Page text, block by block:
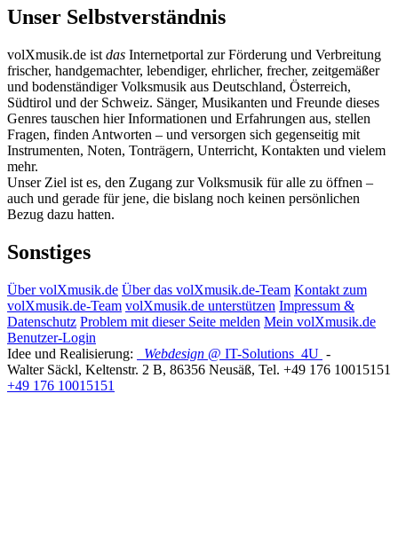
Unser Selbstverständnis
volXmusik.de ist das Internetportal zur Förderung und Verbreitung
frischer, handgemachter, lebendiger, ehrlicher, frecher, zeitgemäßer
und bodenständiger Volksmusik aus Deutschland, Österreich,
Südtirol und der Schweiz. Sänger, Musikanten und Freunde dieses
Genres tauschen hier Informationen und Erfahrungen aus, stellen
Fragen, finden Antworten – und versorgen sich gegenseitig mit
Instrumenten, Noten, Tonträgern, Unterricht, Kontakten und vielem
mehr.
Unser Ziel ist es, den Zugang zur Volksmusik für alle zu öffnen –
auch und gerade für jene, die bislang noch keinen persönlichen
Bezug dazu hatten.
Sonstiges
Über volXmusik.de Über das volXmusik.de-Team Kontakt zum
volXmusik.de-Team volXmusik.de unterstützen Impressum &
Datenschutz Problem mit dieser Seite melden Mein volXmusik.de
Benutzer-Login
Idee und Realisierung:
Webdesign @ IT-Solutions 4U -
Walter Säckl, Keltenstr. 2 B, 86356 Neusäß, Tel. +49 176 10015151
+49 176 10015151